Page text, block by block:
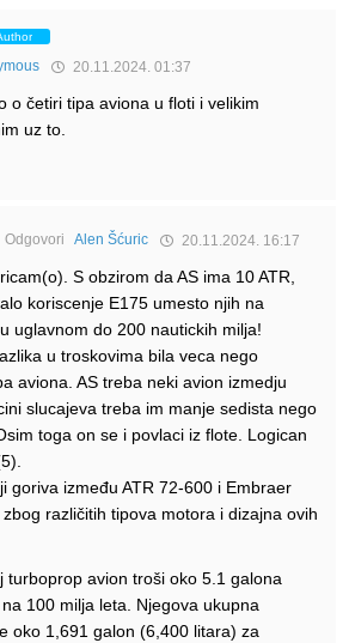
20.11.2024. 01:37
o četiri tipa aviona u floti i velikim
uz to.
OdgovoriAlen Šćuric 20.11.2024. 16:17
S obzirom da AS ima 10 ATR,
koriscenje E175 umesto njih na
uglavnom do 200 nautickih milja!
u troskovima bila veca nego
aviona. AS treba neki avion izmedju
slucajeva treba im manje sedista nego
toga on se i povlaci iz flote. Logican
goriva između ATR 72-600 i Embraer
različitih tipova motora i dizajna ovih
turboprop avion troši oko 5.1 galona
100 milja leta. Njegova ukupna
oko 1,691 galon (6,400 litara) za